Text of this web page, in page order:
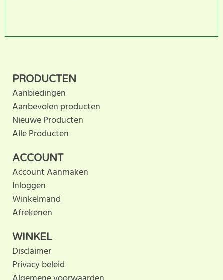
anderen met hun keuze door uw ervaring te delen.
Schrijf als eerste een beoordeling voor dit product.
ACCOUNT
Account Aanmaken
Inloggen
Winkelmand
Afrekenen
PRODUCTEN
Aanbiedingen
Aanbevolen producten
Nieuwe Producten
Alle Producten
WINKEL
Disclaimer
Privacy beleid